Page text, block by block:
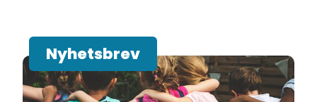
Nyhetsbrev